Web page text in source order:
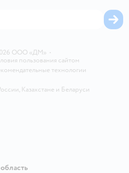
ООО «ДМ» •
пользования сайтом
технологии
, Казахстанеи Беларуси